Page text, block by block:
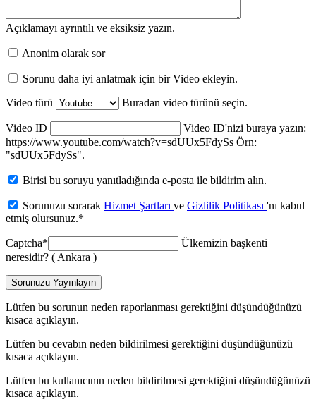
Açıklamayı ayrıntılı ve eksiksiz yazın.
Anonim olarak sor
Sorunu daha iyi anlatmak için bir Video ekleyin.
Video türü
Buradan video türünü seçin.
Video ID
Video ID'nizi buraya yazın:
https://www.youtube.com/watch?v=sdUUx5FdySs Örn:
"sdUUx5FdySs".
Birisi bu soruyu yanıtladığında e-posta ile bildirim alın.
Sorunuzu sorarak Hizmet Şartları ve Gizlilik Politikası 'nı kabul
etmiş olursunuz.*
Captcha*
Ülkemizin başkenti
neresidir? ( Ankara )
Sorunuzu Yayınlayın
Lütfen bu sorunun neden raporlanması gerektiğini düşündüğünüzü
kısaca açıklayın.
Lütfen bu cevabın neden bildirilmesi gerektiğini düşündüğünüzü
kısaca açıklayın.
Lütfen bu kullanıcının neden bildirilmesi gerektiğini düşündüğünüzü
kısaca açıklayın.